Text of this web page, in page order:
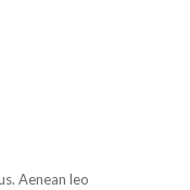
Aenean leo